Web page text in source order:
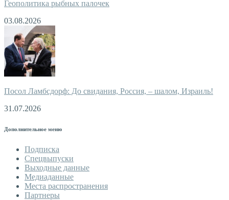
Геополитика рыбных палочек
03.08.2026
Посол Ламбсдорф: До свидания, Россия, – шалом, Израиль!
31.07.2026
Дополнительное меню
Подписка
Спецвыпуски
Выходные данные
Медиаданные
Места распространения
Партнеры